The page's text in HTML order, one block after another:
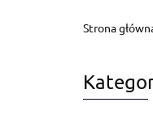
Blog
Strona